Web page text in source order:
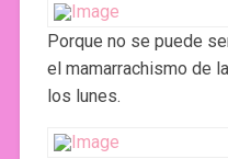
Porque no se puede
el mamarrachismo de
los lunes.